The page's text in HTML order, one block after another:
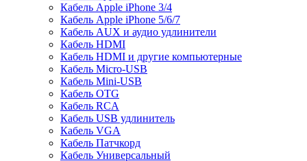
Кабель Apple iPhone 3/4
Кабель Apple iPhone 5/6/7
Кабель AUX и аудио удлинители
Кабель HDMI
Кабель HDMI и другие компьютерные
Кабель Micro-USB
Кабель Mini-USB
Кабель OTG
Кабель RCA
Кабель USB удлинитель
Кабель VGA
Кабель Патчкорд
Кабель Универсальный